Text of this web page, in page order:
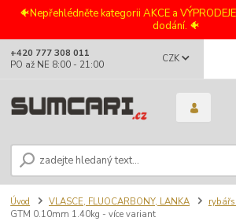
🐠Nepřehlédněte kategorii AKCE a
dodání. 🐠
CZK
+420 777 308 011
PO až NE 8:00 - 21:00
Úvod VLASCE, FLUOCARBONY, LANKA
GTM 0.10mm 1.40kg - více variant